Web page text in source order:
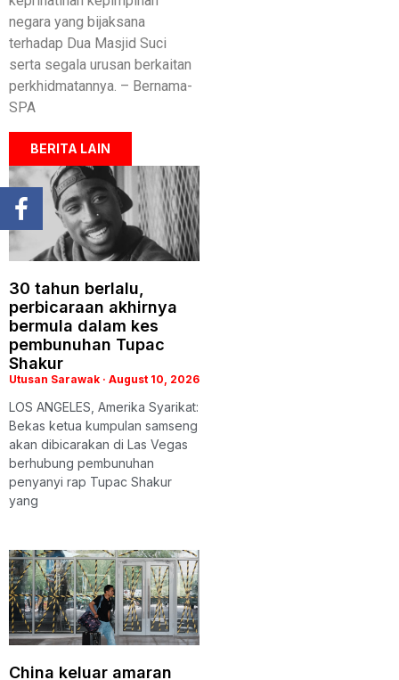
negara yang bijaksana
terhadap Dua Masjid Suci
serta segala urusan berkaitan
perkhidmatannya. – Bernama-
SPA
BERITA LAIN
30 tahun berlalu,
perbicaraan akhirnya
bermula dalam kes
pembunuhan Tupac
Shakur
Utusan Sarawak August 10, 2026
LOS ANGELES, Amerika Syarikat:
Bekas ketua kumpulan samseng
akan dibicarakan di Las Vegas
berhubung pembunuhan
penyanyi rap Tupac Shakur
yang
China keluar amaran